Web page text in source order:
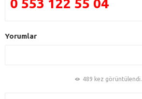
0 553 122 55 04
Yorumlar
489 kez görüntülendi.